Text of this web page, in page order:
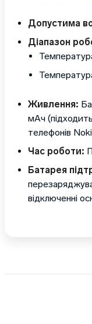
Допустима
Діапазон
Живлення:
мАч
телефонів
Час роботи:
Батарея
відключенні